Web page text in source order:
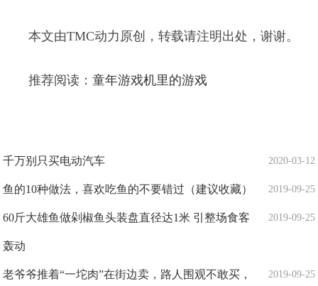
本文由TMC动力原创，转载请注明出处，谢谢。
推荐阅读：童年游戏机里的游戏
2020-03-12
千万别只买电动汽车
2019-09-25
鱼的10种做法，喜欢吃鱼的不要错过（建议收藏）
2019-09-25
60斤大雄鱼做剁椒鱼头装盘直径达1米 引整场食客
轰动
2019-09-25
老爷爷推着“一坨肉”在街边卖，路人围观不敢买，